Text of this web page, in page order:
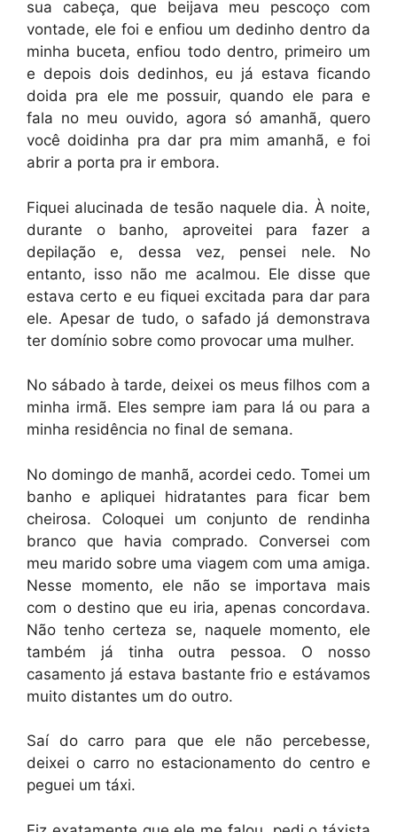
sua cabeça, que beijava meu pescoço com
vontade, ele foi e enfiou um dedinho dentro da
minha buceta, enfiou todo dentro, primeiro um
e depois dois dedinhos, eu já estava ficando
doida pra ele me possuir, quando ele para e
fala no meu ouvido, agora só amanhã, quero
você doidinha pra dar pra mim amanhã, e foi
abrir a porta pra ir embora.
Fiquei alucinada de tesão naquele dia. À noite,
durante o banho, aproveitei para fazer a
depilação e, dessa vez, pensei nele. No
entanto, isso não me acalmou. Ele disse que
estava certo e eu fiquei excitada para dar para
ele. Apesar de tudo, o safado já demonstrava
ter domínio sobre como provocar uma mulher.
No sábado à tarde, deixei os meus filhos com a
minha irmã. Eles sempre iam para lá ou para a
minha residência no final de semana.
No domingo de manhã, acordei cedo. Tomei um
banho e apliquei hidratantes para ficar bem
cheirosa. Coloquei um conjunto de rendinha
branco que havia comprado. Conversei com
meu marido sobre uma viagem com uma amiga.
Nesse momento, ele não se importava mais
com o destino que eu iria, apenas concordava.
Não tenho certeza se, naquele momento, ele
também já tinha outra pessoa. O nosso
casamento já estava bastante frio e estávamos
muito distantes um do outro.
Saí do carro para que ele não percebesse,
deixei o carro no estacionamento do centro e
peguei um táxi.